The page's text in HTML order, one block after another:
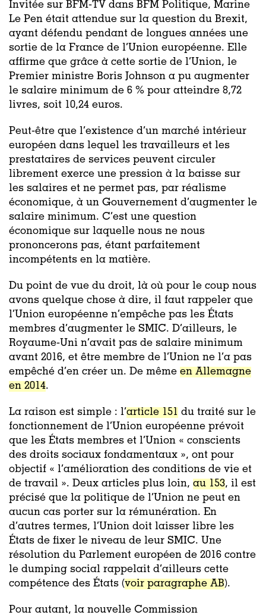
Invitée sur BFM-TV dans BFM Politique, Marine
Le Pen était attendue sur la question du Brexit,
ayant défendu pendant de longues années une
sortie de la France de l’Union européenne. Elle
affirme que grâce à cette sortie de l’Union, le
Premier ministre Boris Johnson a pu augmenter
le salaire minimum de 6 % pour atteindre 8,72
livres, soit 10,24 euros.
Peut-être que l’existence d’un marché intérieur
européen dans lequel les travailleurs et les
prestataires de services peuvent circuler
librement exerce une pression à la baisse sur
les salaires et ne permet pas, par réalisme
économique, à un Gouvernement d’augmenter le
salaire minimum. C’est une question
économique sur laquelle nous ne nous
prononcerons pas, étant parfaitement
incompétents en la matière.
Du point de vue du droit, là où pour le coup nous
avons quelque chose à dire, il faut rappeler que
l’Union européenne n’empêche pas les États
membres d’augmenter le SMIC. D’ailleurs, le
Royaume-Uni n’avait pas de salaire minimum
avant 2016, et être membre de l’Union ne l’a pas
empêché d’en créer un. De même en Allemagne
en 2014.
La raison est simple : l’article 151 du traité sur le
fonctionnement de l’Union européenne prévoit
que les États membres et l’Union « conscients
des droits sociaux fondamentaux », ont pour
objectif « l’amélioration des conditions de vie et
de travail ». Deux articles plus loin, au 153, il est
précisé que la politique de l’Union ne peut en
aucun cas porter sur la rémunération. En
d’autres termes, l’Union doit laisser libre les
États de fixer le niveau de leur SMIC. Une
résolution du Parlement européen de 2016 contre
le dumping social rappelait d’ailleurs cette
compétence des États (voir paragraphe AB).
Pour autant, la nouvelle Commission